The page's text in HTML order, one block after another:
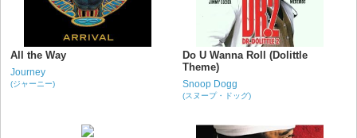
All the Way
Journey
(ジャーニー)
Do U Wanna Roll (Dolittle
Theme)
Snoop Dogg
(スヌープ・ドッグ)